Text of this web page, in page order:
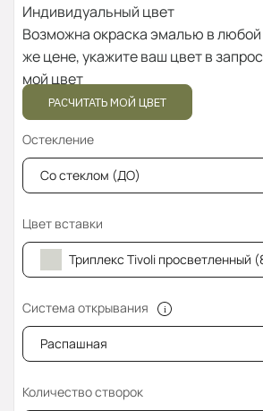
Индивидуальный цвет
Возможна окраска эмалью в любой
же цене, укажите ваш цвет в
мой цвет
РАСЧИТАТЬ МОЙ ЦВЕТ
Остекление
Со стеклом (ДО)
Цвет вставки
Триплекс Tivoli просветленный
Система открывания
Распашная
Количество створок